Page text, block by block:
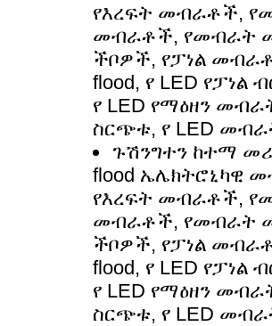
የእረፍት መብራቶች,
መብራቶች, የመብራት
ችቦዎች, የፓነል
flood, የ LED የፓነል
የ LED የማዕዘን
ስርጭቱ, የ LED
ጉሽንግተን ከተማ መሪ
flood ኤሌክትሮኒካዊ
የእረፍት መብራቶች,
መብራቶች, የመብራት
ችቦዎች, የፓነል
flood, የ LED የፓነል
የ LED የማዕዘን
ስርጭቱ, የ LED